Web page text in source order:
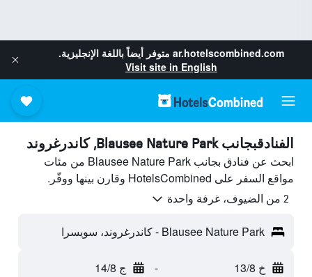
ar.hotelscombined.com متوفر أيضاً باللغة الإنجليزية.
Visit site in English
الفنادقبجانب Blausee Nature Park, كاندرغروند
ابحث عن فنادق بجانب Blausee Nature Park من مئات
مواقع السفر على HotelsCombined وقارن بينها ووفّر.
2 من الضيوف، غرفة واحدة
Blausee Nature Park - كاندرغروند، سويسرا
خ 13/8 - ج 14/8